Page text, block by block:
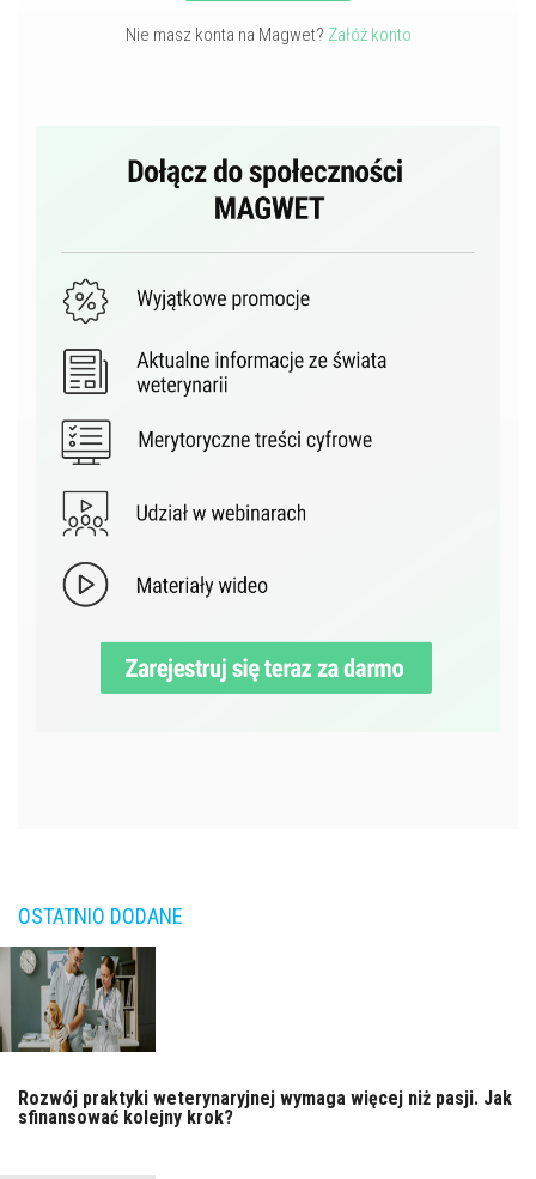
Nie masz konta na Magwet? Załóż konto
OSTATNIO DODANE
Rozwój praktyki weterynaryjnej wymaga więcej niż pasji. Jak
sfinansować kolejny krok?